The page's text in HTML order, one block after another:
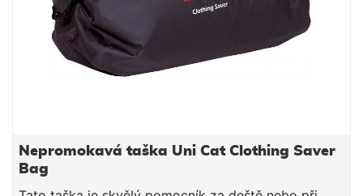
Nepromokavá taška Uni Cat Clothing Saver
Bag